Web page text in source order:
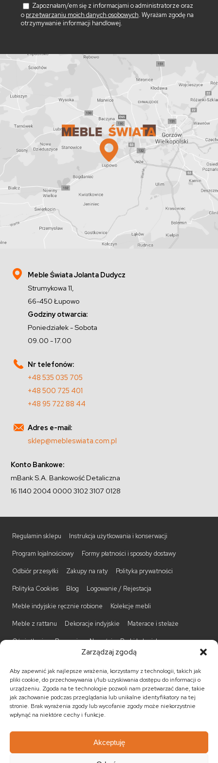
Zarządzaj zgodą
Aby zapewnić jak najlepsze wrażenia, korzystamy z technologii, takich jak
pliki cookie, do przechowywania i/lub uzyskiwania dostępu do informacji o
urządzeniu. Zgoda na te technologie pozwoli nam przetwarzać dane, takie
jak zachowanie podczas przeglądania lub unikalne identyfikatory na tej
stronie. Brak wyrażenia zgody lub wycofanie zgody może niekorzystnie
wpłynąć na niektóre cechy i funkcje.
Akceptuję
Zapoznałam/em się z informacjami o administratorze oraz
o przetwarzaniu moich danych osobowych. Wyrażam zgodę na
otrzymywanie informacji handlowej.
Meble Świata Jolanta Dudycz
Strumykowa 11,
66-450 Łupowo
Godziny otwarcia:
Poniedziałek - Sobota
09.00 - 17.00
Nr telefonów:
+48 535 035 705
+48 500 725 401
+48 95 722 88 44
Adres e-mail:
sklep@mebleswiata.com.pl
Konto Bankowe:
mBank S.A. Bankowość Detaliczna
16 1140 2004 0000 3102 3107 0128
Regulamin sklepu Instrukcja użytkowania i konserwacji
Program lojalnościowy Formy płatności i sposoby dostawy
Odbiór przesyłki Zakupy na raty Polityka prywatności
Polityka Cookies Blog Logowanie / Rejestacja
Meble indyjskie ręcznie robione Kolekcje mebli
Meble z rattanu Dekoracje indyjskie Materace i stelaże
Oświetlenie Promocje Nowości Barki kolonialne
Komody kolonialne Krzesła kolonialne
Kufry indyjskie Ławki kolonialne Łóżka kolonialne
Parawany kolonialne Półki kolonialne Regały kolonialne
Stojaki na CD Stoliki kawowe Stoliki nocne